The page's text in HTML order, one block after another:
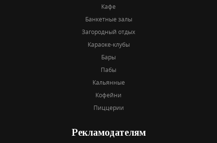
Кафе
Банкетные залы
Загородный отдых
Караоке-клубы
Бары
Пабы
Кальянные
Кофейни
Пиццерии
Рекламодателям